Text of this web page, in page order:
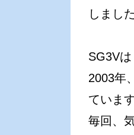
しました
SG3V
2003年
ていま
毎回、